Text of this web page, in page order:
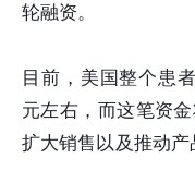
轮融资。
目前，美国整个患
元左右，而这笔资
扩大销售以及推动产